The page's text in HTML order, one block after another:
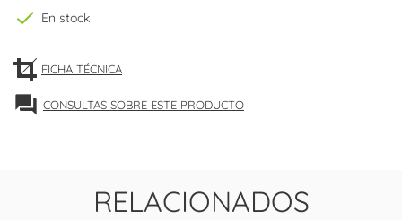
check En stock
FICHA TÉCNICA
forum CONSULTAS SOBRE ESTE PRODUCTO
RELACIONADOS